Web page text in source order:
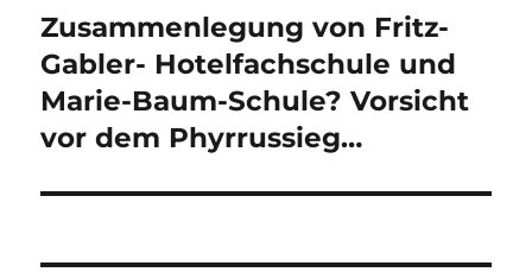
Nächster
Beitrag:
Zusammenlegung von Fritz-
Gabler- Hotelfachschule und
Marie-Baum-Schule? Vorsicht
vor dem Phyrrussieg…